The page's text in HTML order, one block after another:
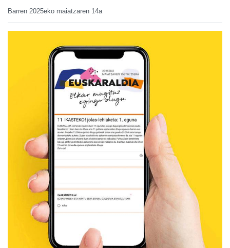
Barren 2025eko maiatzaren 14a